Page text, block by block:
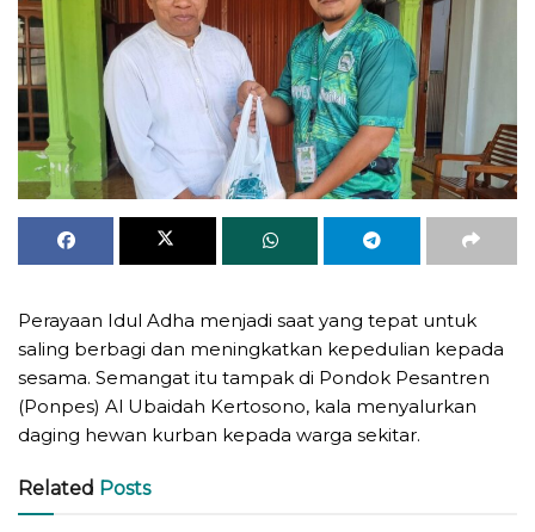
Perayaan Idul Adha menjadi saat yang tepat untuk
saling berbagi dan meningkatkan kepedulian kepada
sesama. Semangat itu tampak di Pondok Pesantren
(Ponpes) Al Ubaidah Kertosono, kala menyalurkan
daging hewan kurban kepada warga sekitar.
Related Posts